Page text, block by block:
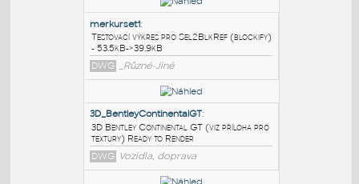
PODOBNÉ BLOKY
merkurset1:
Testovací výkres pro Sel2BlkRef (blockify)
- 53.5kB->39.9kB